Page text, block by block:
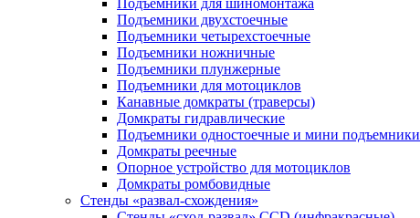
Подъемники для шиномонтажа
Подъемники двухстоечные
Подъемники четырехстоечные
Подъемники ножничные
Подъемники плунжерные
Подъемники для мотоциклов
Канавные домкраты (траверсы)
Домкраты гидравлические
Подъемники одностоечные и мини подъемники
Домкраты реечные
Опорное устройство для мотоциклов
Домкраты ромбовидные
Стенды «развал-схождения»